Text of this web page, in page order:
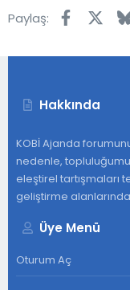
Paylaş:
Hakkında
KOBİ Ajanda
nedenle,
eleştirel tartışmaları
geliştirme
Üye Menü
Oturum Aç